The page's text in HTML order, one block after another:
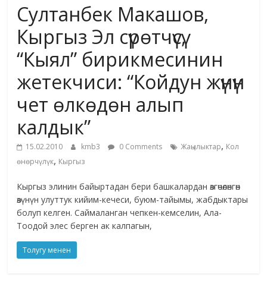
жана
адабияты
Султанбек Макашов,
Кыргыз Эл сүрөтчүсү,
“Кыял” бирикмесинин
жетекчиси: “Койдун жүнүн
чет өлкөдөн алып
калдык”
15.02.2010 kmb3 0 Comments Жаңылыктар, Кол
өнөрчүлүк, Кыргыз
Кыргыз элинин байыртадан бери башкалардан өзгөчөлөнгөн
өзүнүн улуттук кийим-кечеси, буюм-тайымы, жабдыктары
болуп келген. Саймаланган чепкен-кемселин, Ала-
Тоодой элес берген ак калпагын,
Толугу менен